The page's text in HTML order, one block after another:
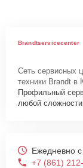
Brandtservicecenter
Сеть сервисных
техники Brandt в
Профильный
любой сложности
Ежедневно
+7 (861)